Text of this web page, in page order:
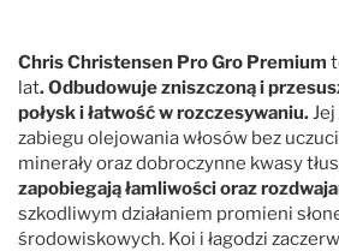
Chris Christensen Pro Gro Premium
lat. Odbudowuje zniszczoną i
połysk i łatwość w rozczesywaniu.
zabiegu olejowania włosów bez
minerały oraz dobroczynne kwasy
zapobiegają łamliwości oraz
szkodliwym działaniem promieni
środowiskowych. Koi i łagodzi